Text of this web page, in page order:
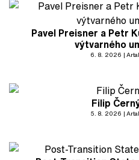
Pavel Preisner a Petr
výtvarného
6. 8. 2026
Filip
5. 8. 2026